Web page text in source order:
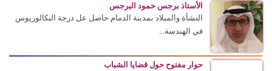
الأستاذ برجس حمود البرجس
النشأة والميلاد بمدينة الدمام حاصل عل درجة البكالوريوس
في الهندسة...
حوار مفتوح حول قضايا الشباب